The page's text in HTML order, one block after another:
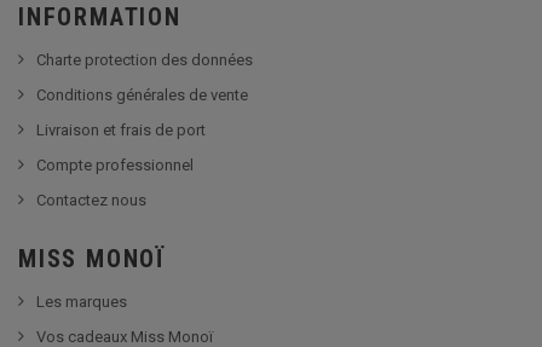
INFORMATION
Charte protection des données
Conditions générales de vente
Livraison et frais de port
Compte professionnel
Contactez nous
MISS MONOÏ
Les marques
Vos cadeaux Miss Monoï